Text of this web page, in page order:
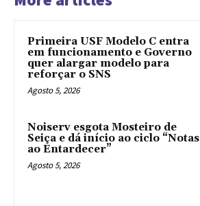
Primeira USF Modelo C entra
em funcionamento e Governo
quer alargar modelo para
reforçar o SNS
Agosto 5, 2026
Noiserv esgota Mosteiro de
Seiça e dá início ao ciclo “Notas
ao Entardecer”
Agosto 5, 2026